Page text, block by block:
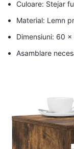
Culoare: Stejar
Material: Lemn
Dimensiuni: 60
Asamblare